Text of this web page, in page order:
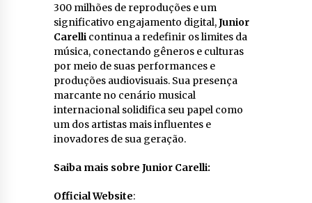
300 milhões de reproduções e um
significativo engajamento digital,Junior
Carellicontinua a redefinir os limites da
música, conectando gêneros e culturas
por meio de suas performances e
produções audiovisuais. Sua presença
marcante no cenário musical
internacional solidifica seu papel como
um dos artistas mais influentes e
inovadores de sua geração.
Saiba mais sobre Junior Carelli:
Official Website: